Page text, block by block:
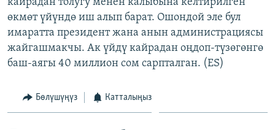
өкмөт үйүндө иш алып барат. Ошондой эле бул
имаратта президент жана анын администрациясы
жайгашмакчы. Ак үйдү кайрадан оңдоп-түзөгөнгө
баш-аягы 40 миллион сом сарпталган. (ES)
Бөлүшүңүз Катталыңыз